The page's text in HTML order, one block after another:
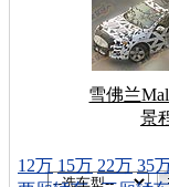
雪佛兰
景
12万 15万 22万 35